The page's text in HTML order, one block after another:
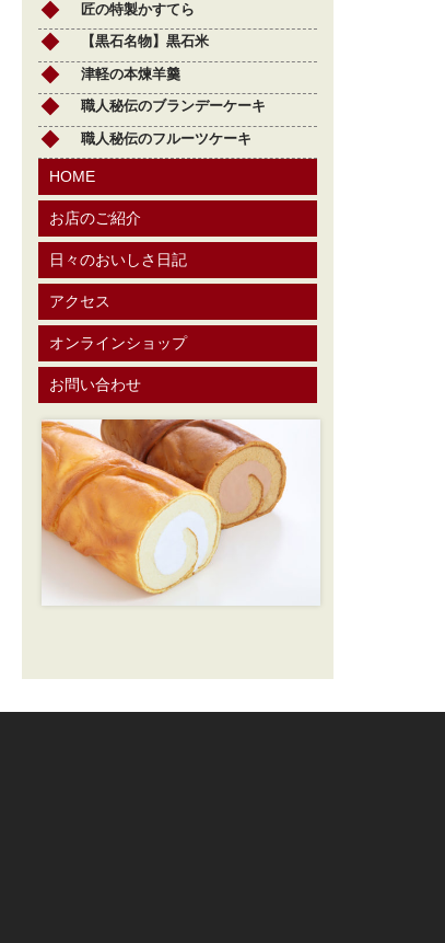
匠の特製かすてら
【黒石名物】黒石米
津軽の本煉羊羹
職人秘伝のブランデーケーキ
職人秘伝のフルーツケーキ
HOME
お店のご紹介
日々のおいしさ日記
アクセス
オンラインショップ
お問い合わせ